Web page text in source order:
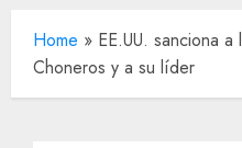
Home » EE.UU. sanciona
Choneros y a su líder
Local